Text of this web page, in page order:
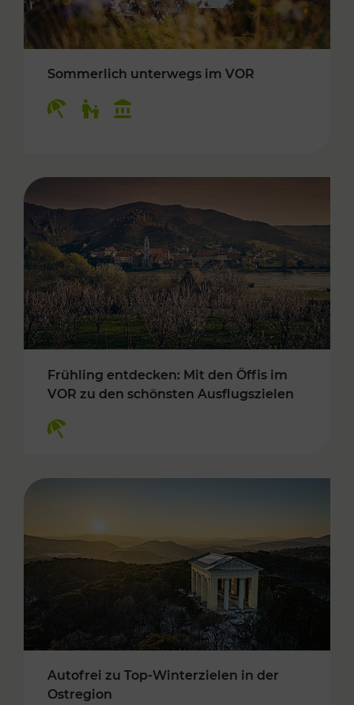
Sommerlich unterwegs im VOR
Frühling entdecken: Mit den Öffis im
VOR zu den schönsten Ausflugszielen
Autofrei zu Top-Winterzielen in der
Ostregion